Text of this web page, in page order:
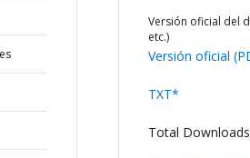
Versión oficial del
etc.)
Versión oficial
TXT*
Total